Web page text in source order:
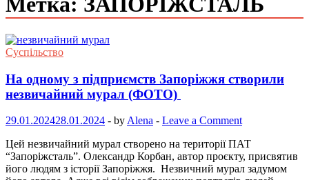
Суспільство
На одному з підприємств Запоріжжя створили
незвичайний мурал (ФОТО)
29.01.202428.01.2024 - by Alena - Leave a Comment
Цей незвичайний мурал створено на території ПАТ
“Запоріжсталь”. Олександр Корбан, автор проєкту, присвятив
його людям з історії Запоріжжя. Незвичний мурал задумом